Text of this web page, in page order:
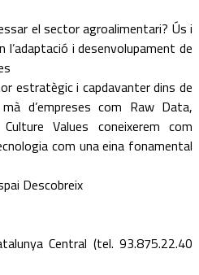
el sector agroalimentari? Ús i
l’adaptació i desenvolupament de
estratègic i capdavanter dins de
d’empreses com Raw Data,
Values coneixerem com
com una eina fonamental
Descobreix
Central (tel. 93.875.22.40